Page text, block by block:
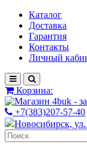
Каталог
Доставка
Гарантия
Контакты
Личный
Корзина:
+7(383)207-57-40
Новосибирск,